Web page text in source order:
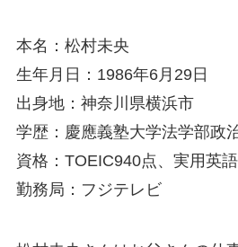
本名：松村未央
生年月日：1986年6月29日
出身地：神奈川県横浜市
学歴：慶應義塾大学法学部政
資格：TOEIC940点、実用英
勤務局：フジテレビ